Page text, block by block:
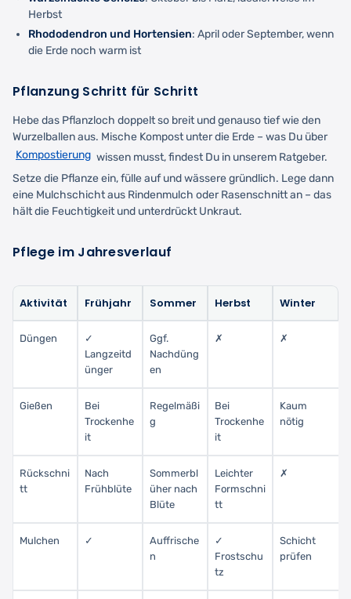
Herbst
Rhododendron und Hortensien: April oder September, wenn
die Erde noch warm ist
Pflanzung Schritt für Schritt
Hebe das Pflanzloch doppelt so breit und genauso tief wie den
Wurzelballen aus. Mische Kompost unter die Erde – was Du über
Kompostierung wissen musst, findest Du in unserem Ratgeber.
Setze die Pflanze ein, fülle auf und wässere gründlich. Lege dann
eine Mulchschicht aus Rindenmulch oder Rasenschnitt an – das
hält die Feuchtigkeit und unterdrückt Unkraut.
Pflege im Jahresverlauf
Aktivität Frühjahr Sommer Herbst Winter
Düngen
✓
Langzeitd
ünger
Ggf.
Nachdüng
en
✗ ✗
Gießen
Bei
Trockenhe
it
Regelmäßi
g
Bei
Trockenhe
it
Kaum
nötig
Rückschni
tt
Nach
Frühblüte
Sommerbl
üher nach
Blüte
Leichter
Formschni
tt
✗
Mulchen ✓
Auffrische
n
✓
Frostschu
tz
Schicht
prüfen